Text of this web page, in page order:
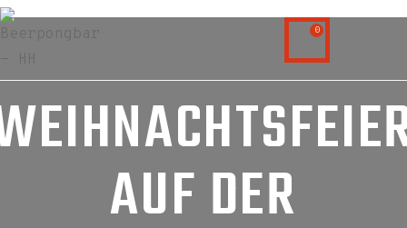
0
AUF DER